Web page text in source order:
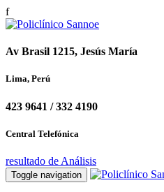
f
Av Brasil 1215, Jesús María
Lima, Perú
423 9641 / 332 4190
Central Telefónica
resultado de Análisis
Toggle navigation